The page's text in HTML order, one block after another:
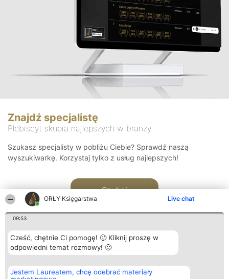
ORŁY Księgarstwa Live chat
09:53
Cześć, chętnie Ci pomogę! 🙂 Kliknij proszę w
odpowiedni temat rozmowy! 🙂
Jestem Laureatem, chcę odebrać materiały
Znajdź specjalistę
Plebiscyt skupia najlepszych w branży
Szukasz specjalisty w pobliżu Ciebie? Sprawdź naszą
wyszukiwarkę. Korzystaj tylko z usług najlepszych!
Szukaj
Organizator plebiscytu
Bright Side Solutions sp. z o.
Plebiscyt
Laureaci
Kontakt
Kontakt